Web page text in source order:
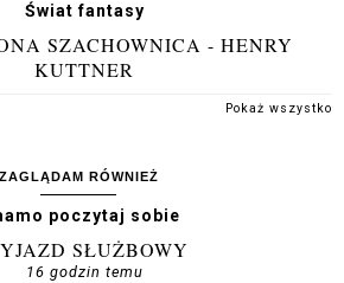
Świat fantasy
SZACHOWNICA - HENRY
KUTTNER
Pokaż wszystko
ZAGLĄDAM RÓWNIEŻ
poczytaj sobie
SŁUŻBOWY
16 godzin temu